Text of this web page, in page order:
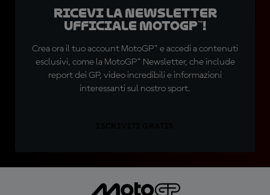
Ricevi la newsletter
ufficiale MotoGP™!
Crea ora il tuo account MotoGP™ e accedi a contenuti
esclusivi, come la MotoGP™ Newsletter, che include
report dei GP, video incredibili e informazioni
interessanti sul nostro sport.